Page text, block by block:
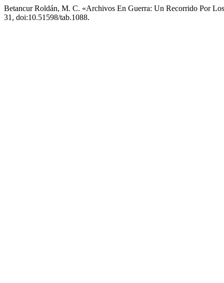
Betancur Roldán, M. C. «Archivos En Guerra: Un Recorrido Por
31, doi:10.51598/tab.1088.